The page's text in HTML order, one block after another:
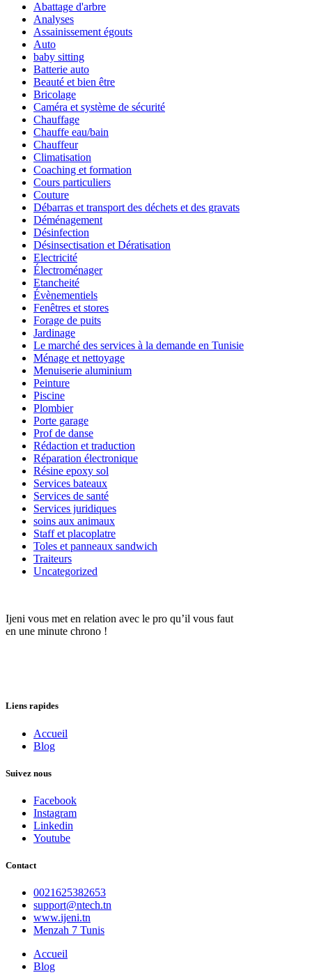
Abattage d'arbre
Analyses
Assainissement égouts
Auto
baby sitting
Batterie auto
Beauté et bien être
Bricolage
Caméra et système de sécurité
Chauffage
Chauffe eau/bain
Chauffeur
Climatisation
Coaching et formation
Cours particuliers
Couture
Débarras et transport des déchets et des gravats
Déménagement
Désinfection
Désinsectisation et Dératisation
Electricité
Électroménager
Etancheité
Évènementiels
Fenêtres et stores
Forage de puits
Jardinage
Le marché des services à la demande en Tunisie
Ménage et nettoyage
Menuiserie aluminium
Peinture
Piscine
Plombier
Porte garage
Prof de danse
Rédaction et traduction
Réparation électronique
Résine epoxy sol
Services bateaux
Services de santé
Services juridiques
soins aux animaux
Staff et placoplatre
Toles et panneaux sandwich
Traiteurs
Uncategorized
Ijeni vous met en relation avec le pro qu’il vous faut
en une minute chrono !
Liens rapides
Accueil
Blog
Suivez nous
Facebook
Instagram
Linkedin
Youtube
Contact
0021625382653
support@ntech.tn
www.ijeni.tn
Menzah 7 Tunis
Accueil
Blog